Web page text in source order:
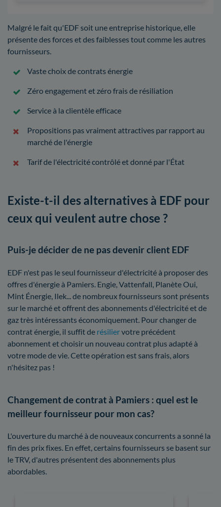
Malgré le fait qu'EDF soit une entreprise historique, elle
présente des forces et des faiblesses tout comme les autres
fournisseurs.
Vaste choix de contrats énergie
Zéro engagement et zéro frais de résiliation
Service à la clientèle efficace
Propositions pas vraiment attractives par rapport au
marché de l'énergie
Tarif de l'électricité contrôlé et donné par l'État
Existe-t-il des alternatives à EDF pour
ceux qui veulent autre chose ?
Puis-je décider de ne pas devenir client EDF
EDF n'est pas le seul fournisseur d'électricité à proposer des
offres d'énergie à Pamiers. Engie, Vattenfall, Planète Oui,
Mint Énergie, Ilek... de nombreux fournisseurs sont présents
sur le marché et offrent des abonnements d'électricité et de
gaz très intéressants économiquement. Pour changer de
contrat énergie, il suffit de résiliervotre précédent
abonnement et choisir un nouveau contrat plus adapté à
votre mode de vie. Cette opération est sans frais, alors
n'hésitez pas !
Changement de contrat à Pamiers : quel est le
meilleur fournisseur pour mon cas?
L'ouverture du marché à de nouveaux concurrents a sonné la
fin des prix fixes. En effet, certains fournisseurs se basent sur
le TRV, d'autres présentent des abonnements plus
abordables.